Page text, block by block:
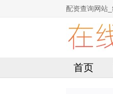
配资查询网站
首页